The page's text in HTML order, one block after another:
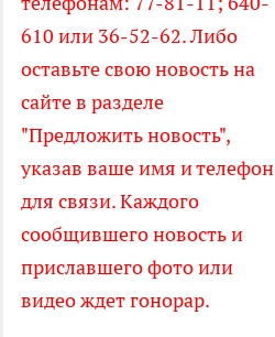
610 или 36-52-62. Либо
оставьте свою новость на
сайте в разделе
"Предложить новость",
указав ваше имя и телефон
для связи. Каждого
сообщившего новость и
приславшего фото или
видео ждет гонорар.